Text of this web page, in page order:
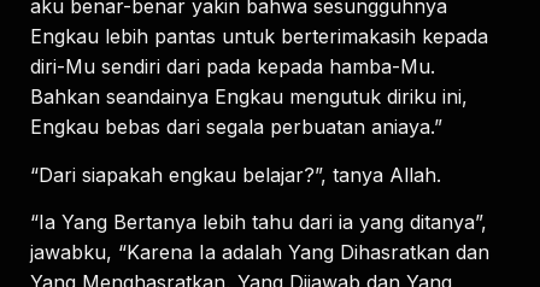
aku benar-benar yakin bahwa sesungguhnya
Engkau lebih pantas untuk berterimakasih kepada
diri-Mu sendiri dari pada kepada hamba-Mu.
Bahkan seandainya Engkau mengutuk diriku ini,
Engkau bebas dari segala perbuatan aniaya.”
“Dari siapakah engkau belajar?”, tanya Allah.
“Ia Yang Bertanya lebih tahu dari ia yang ditanya”,
jawabku, “Karena Ia adalah Yang Dihasratkan dan